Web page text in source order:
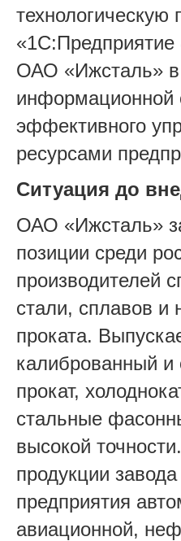
«1С:Предприятие
ОАО «Ижсталь» в
информационной
эффективного
ресурсами
Ситуация до
ОАО «Ижсталь»
позиции среди
производителей
стали, сплавов и
проката.
калиброванный и
прокат,
стальные
высокой
продукции
предприятия
авиационной,